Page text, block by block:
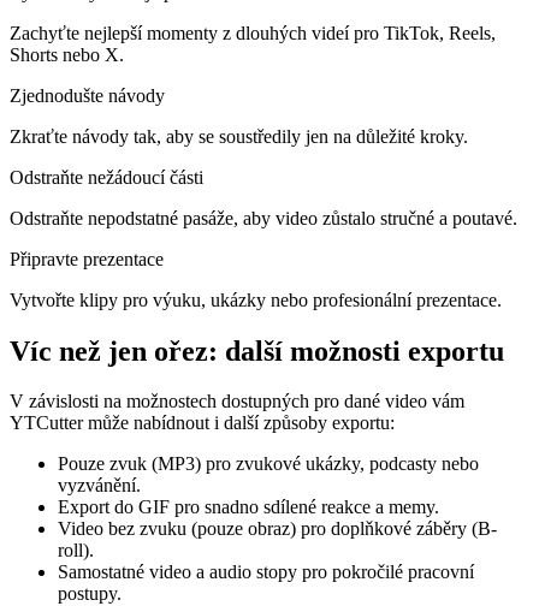
Zachyťte nejlepší momenty z dlouhých videí pro TikTok, Reels,
Shorts nebo X.
Zjednodušte návody
Zkraťte návody tak, aby se soustředily jen na důležité kroky.
Odstraňte nežádoucí části
Odstraňte nepodstatné pasáže, aby video zůstalo stručné a poutavé.
Připravte prezentace
Vytvořte klipy pro výuku, ukázky nebo profesionální prezentace.
Víc než jen ořez: další možnosti exportu
V závislosti na možnostech dostupných pro dané video vám
YTCutter může nabídnout i další způsoby exportu:
Pouze zvuk (MP3) pro zvukové ukázky, podcasty nebo
vyzvánění.
Export do GIF pro snadno sdílené reakce a memy.
Video bez zvuku (pouze obraz) pro doplňkové záběry (B-
roll).
Samostatné video a audio stopy pro pokročilé pracovní
postupy.